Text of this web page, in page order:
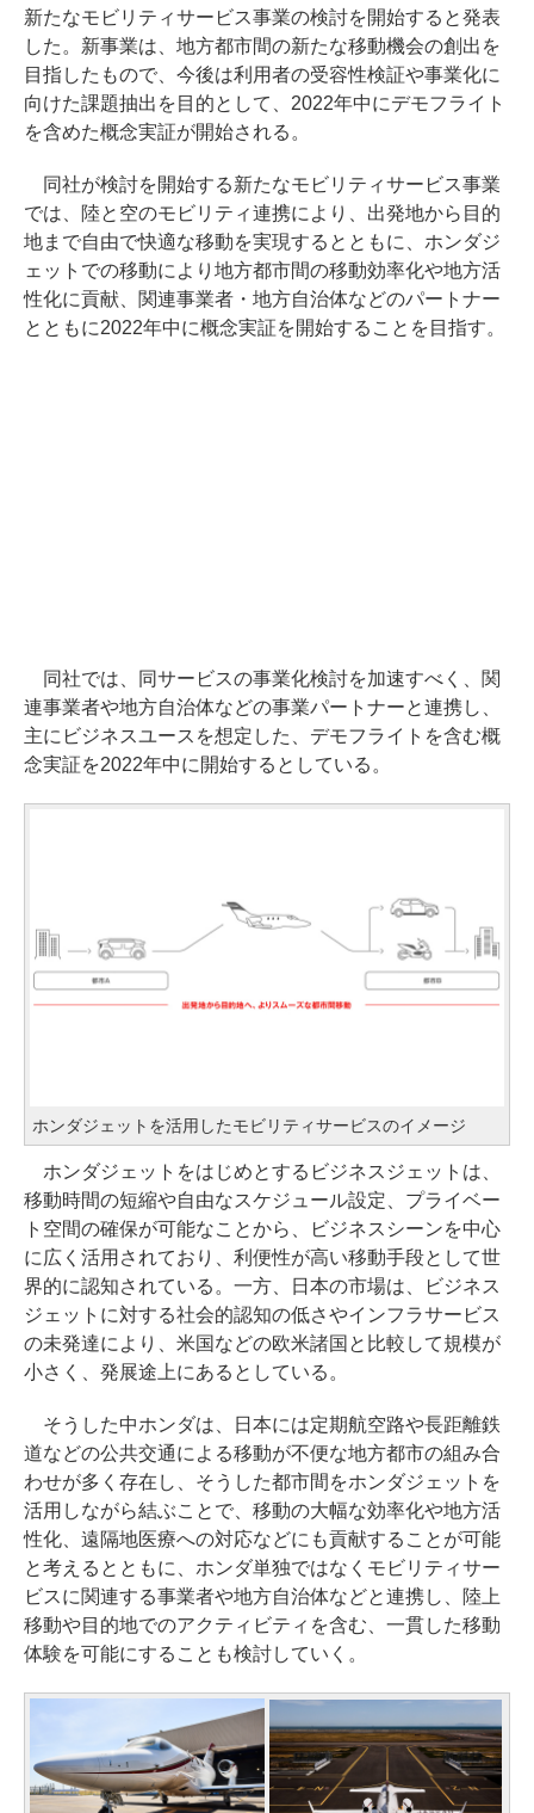
新たなモビリティサービス事業の検討を開始すると発表
した。新事業は、地方都市間の新たな移動機会の創出を
目指したもので、今後は利用者の受容性検証や事業化に
向けた課題抽出を目的として、2022年中にデモフライト
を含めた概念実証が開始される。
同社が検討を開始する新たなモビリティサービス事業
では、陸と空のモビリティ連携により、出発地から目的
地まで自由で快適な移動を実現するとともに、ホンダジ
ェットでの移動により地方都市間の移動効率化や地方活
性化に貢献、関連事業者・地方自治体などのパートナー
とともに2022年中に概念実証を開始することを目指す。
同社では、同サービスの事業化検討を加速すべく、関
連事業者や地方自治体などの事業パートナーと連携し、
主にビジネスユースを想定した、デモフライトを含む概
念実証を2022年中に開始するとしている。
ホンダジェットを活用したモビリティサービスのイメージ
ホンダジェットをはじめとするビジネスジェットは、
移動時間の短縮や自由なスケジュール設定、プライベー
ト空間の確保が可能なことから、ビジネスシーンを中心
に広く活用されており、利便性が高い移動手段として世
界的に認知されている。一方、日本の市場は、ビジネス
ジェットに対する社会的認知の低さやインフラサービス
の未発達により、米国などの欧米諸国と比較して規模が
小さく、発展途上にあるとしている。
そうした中ホンダは、日本には定期航空路や長距離鉄
道などの公共交通による移動が不便な地方都市の組み合
わせが多く存在し、そうした都市間をホンダジェットを
活用しながら結ぶことで、移動の大幅な効率化や地方活
性化、遠隔地医療への対応などにも貢献することが可能
と考えるとともに、ホンダ単独ではなくモビリティサー
ビスに関連する事業者や地方自治体などと連携し、陸上
移動や目的地でのアクティビティを含む、一貫した移動
体験を可能にすることも検討していく。